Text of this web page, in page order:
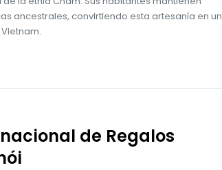
ancestrales, convirtiendo esta artesanía en un
de Regalos